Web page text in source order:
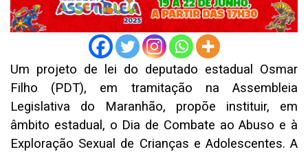
Um projeto de lei do deputado estadual Osmar
Filho (PDT), em tramitação na Assembleia
Legislativa do Maranhão, propõe instituir, em
âmbito estadual, o Dia de Combate ao Abuso e à
Exploração Sexual de Crianças e Adolescentes. A